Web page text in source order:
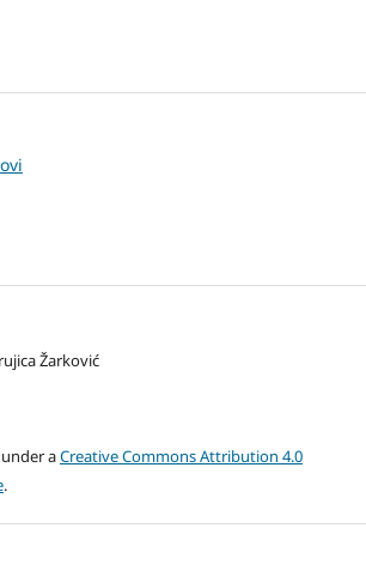
Žarković
aCreative Commons Attribution 4.0
.